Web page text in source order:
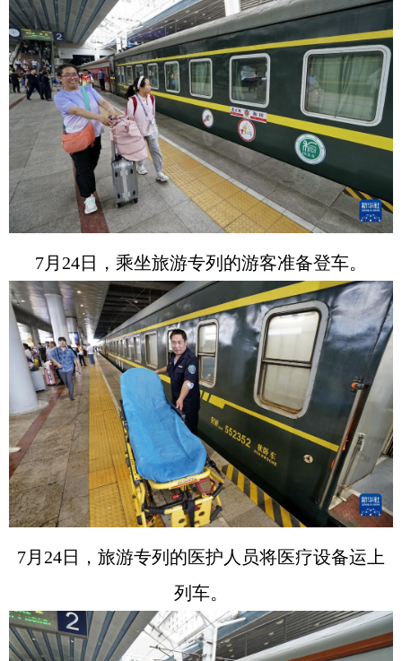
7月24日，乘坐旅游专列的游客准备登车。
7月24日，旅游专列的医护人员将医疗设备运上
列车。